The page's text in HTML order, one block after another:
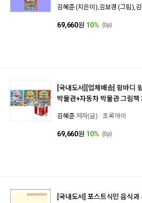
김혜준 (지은이),김보경 (그림),
69,660원 10% (0p)
[국내도서][업체배송] 윙바디
박물관+자동차 박물관 그림책
김혜준 저자(글) 초록아이
69,660원 10% (0p)
[국내도서] 포스트식민 음식과